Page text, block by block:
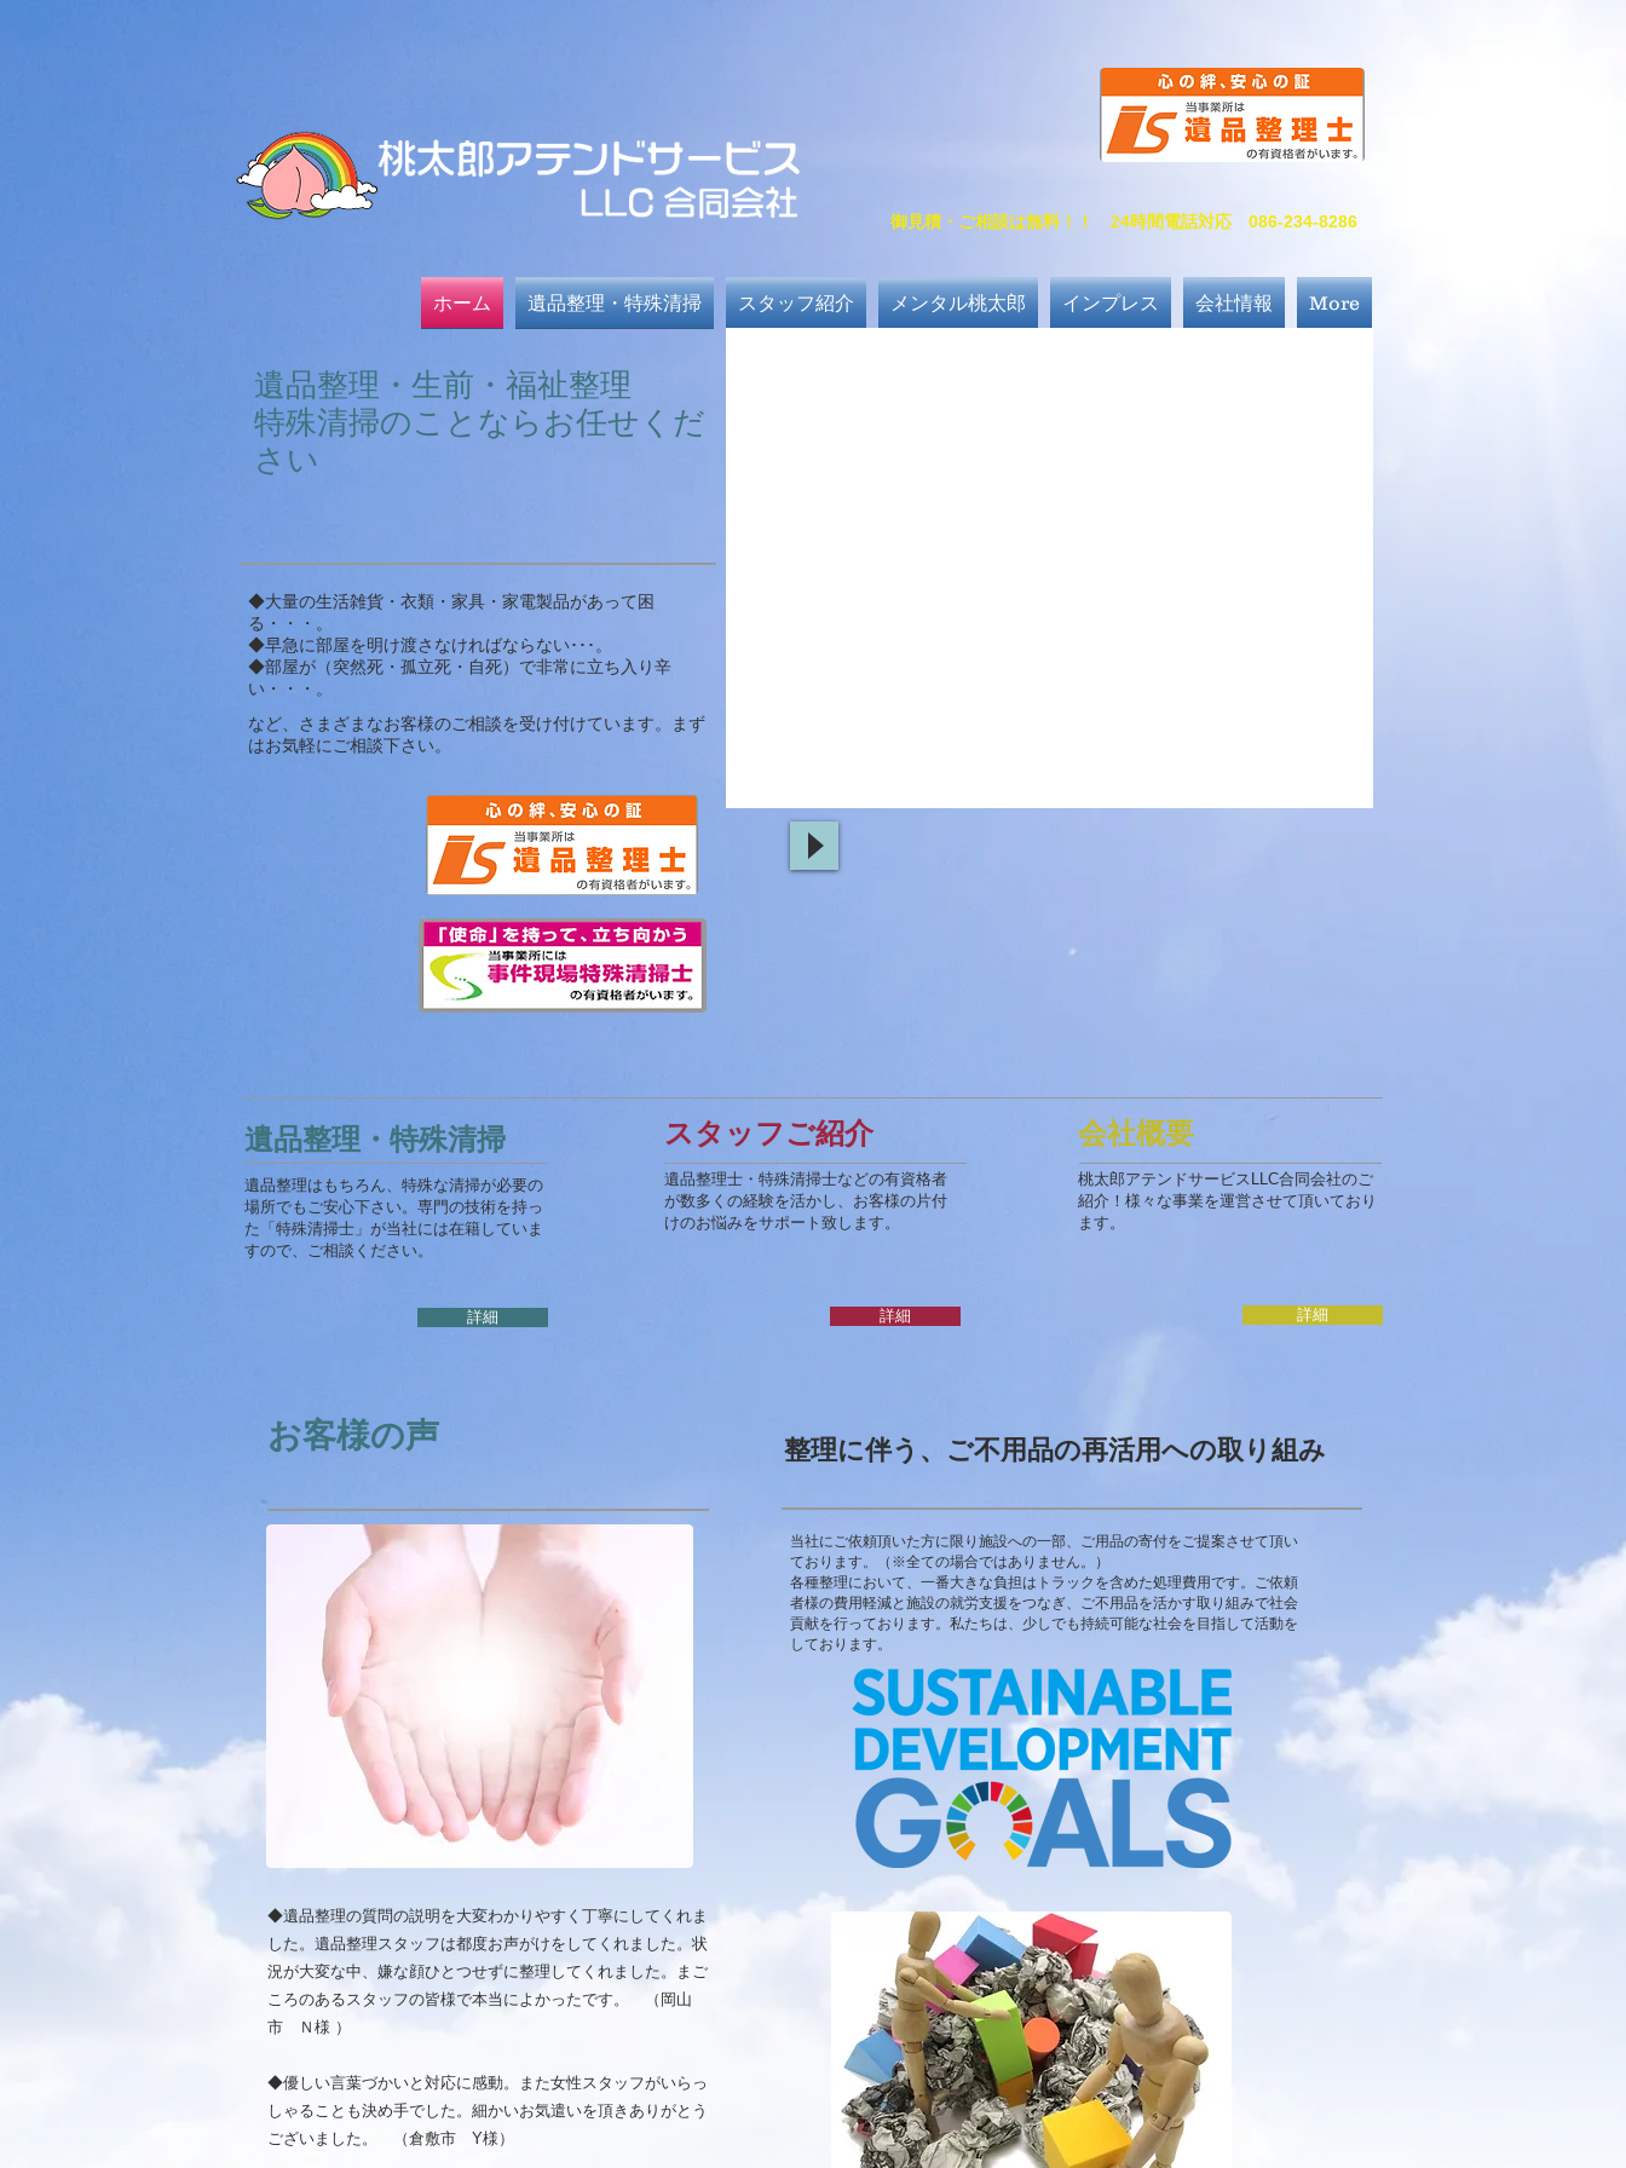
御見積・ご相談は無料！！ 24時間電話対応 086-234-8286
ホーム 遺品整理・特殊清掃 スタッフ紹介 メンタル桃太郎 インプレス 会社情報 More
遺品整理・生前・福祉整理
特殊清掃のことならお任せくだ
さい
◆大量の生活雑貨・衣類・家具・家電製品があって困
る・・・。
◆早急に部屋を明け渡さなければならない･･･。
◆部屋が（突然死・孤立死・自死）で非常に立ち入り辛
い・・・。
など、さまざまなお客様のご相談を受け付けています。まず
はお気軽にご相談下さい。
遺品整理・特殊清掃
遺品整理はもちろん、特殊な清掃が必要の
場所でもご安心下さい。専門の技術を持っ
た「特殊清掃士」が当社には在籍していま
すので、ご相談ください。
詳細
スタッフご紹介
遺品整理士・特殊清掃士などの有資格者
が数多くの経験を活かし、お客様の片付
けのお悩みをサポート致します。
詳細
会社概要
桃太郎アテンドサービスLLC合同会社のご
紹介！様々な事業を運営させて頂いており
ます。
詳細
お客様の声
◆遺品整理の質問の説明を大変わかりやすく丁寧にしてくれま
した。遺品整理スタッフは都度お声がけをしてくれました。状
況が大変な中、嫌な顔ひとつせずに整理してくれました。まご
ころのあるスタッフの皆様で本当によかったです。 （岡山
市 Ｎ様 ）
◆優しい言葉づかいと対応に感動。また女性スタッフがいらっ
しゃることも決め手でした。細かいお気遣いを頂きありがとう
ございました。 （倉敷市 Y様）
整理に伴う、ご不用品の再活用への取り組み
当社にご依頼頂いた方に限り施設への一部、ご用品の寄付をご提案させて頂い
ております。（※全ての場合ではありません。）
各種整理において、一番大きな負担はトラックを含めた処理費用です。ご依頼
者様の費用軽減と施設の就労支援をつなぎ、ご不用品を活かす取り組みで社会
貢献を行っております。私たちは、少しでも持続可能な社会を目指して活動を
しております。